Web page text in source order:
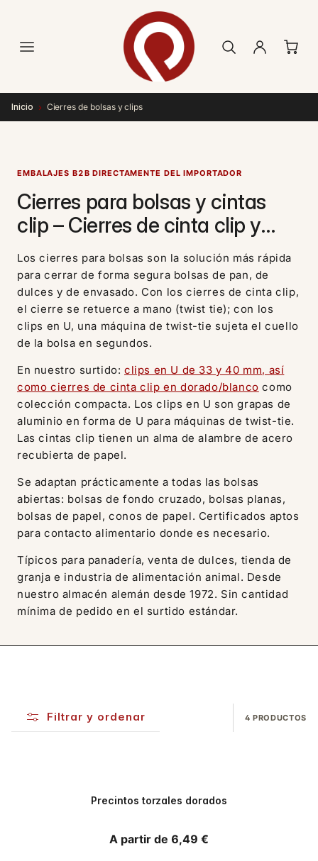
Inicio › Cierres de bolsas y clips
EMBALAJES B2B DIRECTAMENTE DEL IMPORTADOR
Cierres para bolsas y cintas
clip – Cierres de cinta clip y
clips en U para bolsas de
envasado
Los cierres para bolsas son la solución más rápida
para cerrar de forma segura bolsas de pan, de
dulces y de envasado. Con los cierres de cinta clip,
el cierre se retuerce a mano (twist tie); con los
clips en U, una máquina de twist-tie sujeta el cuello
de la bolsa en segundos.
En nuestro surtido: clips en U de 33 y 40 mm, así
como cierres de cinta clip en dorado/blanco como
colección compacta. Los clips en U son grapas de
aluminio en forma de U para máquinas de twist-tie.
Las cintas clip tienen un alma de alambre de acero
recubierta de papel.
Se adaptan prácticamente a todas las bolsas
abiertas: bolsas de fondo cruzado, bolsas planas,
bolsas de papel, conos de papel. Certificados aptos
para contacto alimentario donde es necesario.
Típicos para panadería, venta de dulces, tienda de
granja e industria de alimentación animal. Desde
nuestro almacén alemán desde 1972. Sin cantidad
mínima de pedido en el surtido estándar.
Filtrar y ordenar 4 PRODUCTOS
Precintos torzales dorados
Precio habitual
A partir de 6,49 €